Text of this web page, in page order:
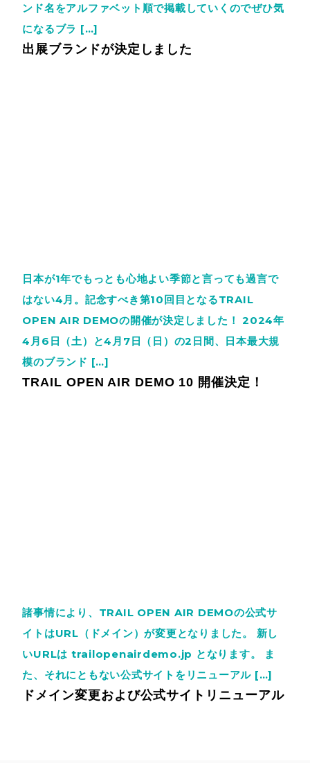
ンド名をアルファベット順で掲載していくのでぜひ気
になるブラ […]
出展ブランドが決定しました
日本が1年でもっとも心地よい季節と言っても過言で
はない4月。記念すべき第10回目となるTRAIL
OPEN AIR DEMOの開催が決定しました！ 2024年
4月6日（土）と4月7日（日）の2日間、日本最大規
模のブランド […]
TRAIL OPEN AIR DEMO 10 開催決定！
諸事情により、TRAIL OPEN AIR DEMOの公式サ
イトはURL（ドメイン）が変更となりました。 新し
いURLは trailopenairdemo.jp となります。 ま
た、それにともない公式サイトをリニューアル […]
ドメイン変更および公式サイトリニューアル